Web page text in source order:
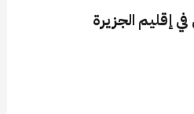
إقليم الجزيرة